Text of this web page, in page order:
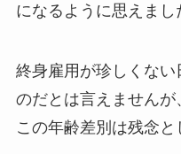
になるように思えまし
終身雇用が珍しくな
のだとは言えません
この年齢差別は残念と